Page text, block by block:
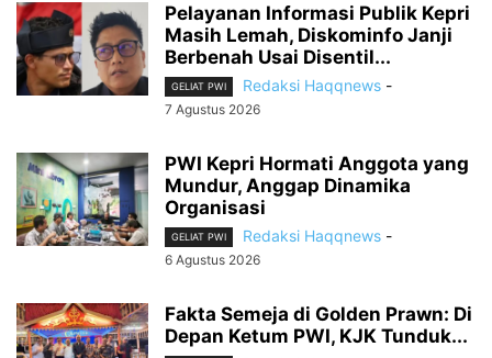
Pelayanan Informasi Publik Kepri
Masih Lemah, Diskominfo Janji
Berbenah Usai Disentil...
GELIAT PWI Redaksi Haqqnews -
7 Agustus 2026
PWI Kepri Hormati Anggota yang
Mundur, Anggap Dinamika
Organisasi
GELIAT PWI Redaksi Haqqnews -
6 Agustus 2026
Fakta Semeja di Golden Prawn: Di
Depan Ketum PWI, KJK Tunduk...